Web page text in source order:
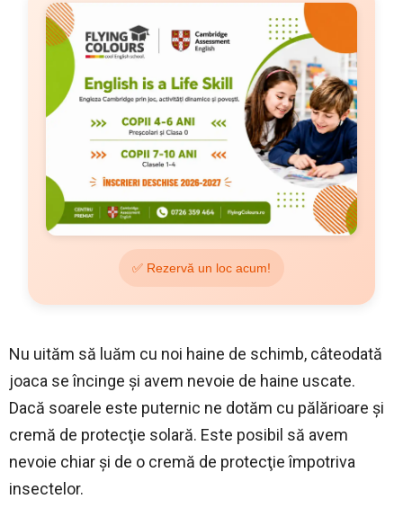
✅ Rezervă un loc acum!
Nu uităm să luăm cu noi haine de schimb, câteodată
joaca se încinge şi avem nevoie de haine uscate.
Dacă soarele este puternic ne dotăm cu pălărioare şi
cremă de protecţie solară. Este posibil să avem
nevoie chiar şi de o cremă de protecţie împotriva
insectelor.